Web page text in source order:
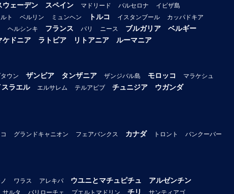
ウェーデン スペイン マドリード バルセロナ イビザ島
ト ベルリン ミュンヘン トルコ イスタンブール
カッパドキア
ヘルシンキ フランス パリ ニース ブルガリア ベルギー
ケドニア ラトビア リトアニア ルーマニア
ウン ザンビア タンザニア ザンジバル島 モロッコ
マラケシュ
スラエル エルサレム テルアビブ チュニジア
ウガンダ
グランドキャニオン フェアバンクス カナダ トロント
バンクーバー
ワラス アレキパ ウユニとマチュピチュ アルゼンチン
サルタ バリローチェ プエルトマドリン チリ サンティアゴ